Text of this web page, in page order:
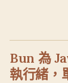
Bun 為
執行緒，